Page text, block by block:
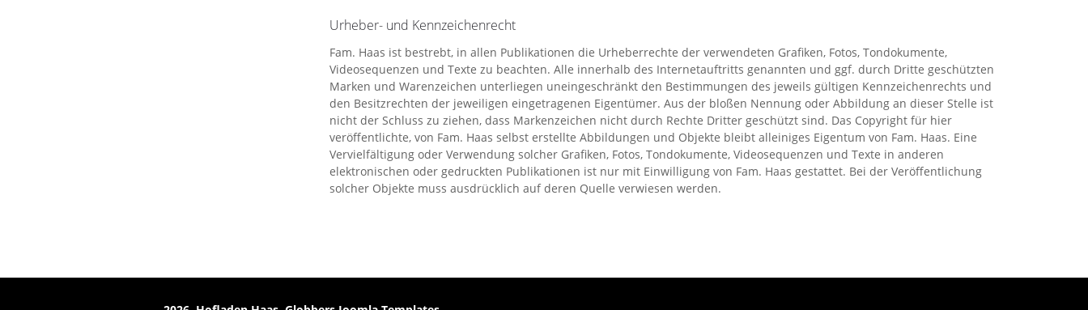
Urheber- und Kennzeichenrecht
Fam. Haas ist bestrebt, in allen Publikationen die Urheberrechte der verwendeten Grafiken, Fotos, Tondokumente,
Videosequenzen und Texte zu beachten. Alle innerhalb des Internetauftritts genannten und ggf. durch Dritte geschützten
Marken und Warenzeichen unterliegen uneingeschränkt den Bestimmungen des jeweils gültigen Kennzeichenrechts und
den Besitzrechten der jeweiligen eingetragenen Eigentümer. Aus der bloßen Nennung oder Abbildung an dieser Stelle ist
nicht der Schluss zu ziehen, dass Markenzeichen nicht durch Rechte Dritter geschützt sind. Das Copyright für hier
veröffentlichte, von Fam. Haas selbst erstellte Abbildungen und Objekte bleibt alleiniges Eigentum von Fam. Haas. Eine
Vervielfältigung oder Verwendung solcher Grafiken, Fotos, Tondokumente, Videosequenzen und Texte in anderen
elektronischen oder gedruckten Publikationen ist nur mit Einwilligung von Fam. Haas gestattet. Bei der Veröffentlichung
solcher Objekte muss ausdrücklich auf deren Quelle verwiesen werden.